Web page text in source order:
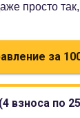
просто
за
взноса по